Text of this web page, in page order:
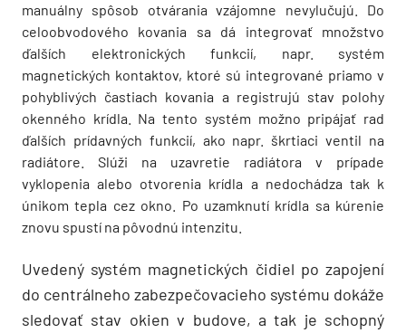
manuálny spôsob otvárania vzájomne nevylučujú. Do
celoobvodového kovania sa dá integrovať množstvo
ďalších elektronických funkcií, napr. systém
magnetických kontaktov, ktoré sú integrované priamo v
pohyblivých častiach kovania a registrujú stav polohy
okenného krídla. Na tento systém možno pripájať rad
ďalších prídavných funkcií, ako napr.­ škrtiaci ventil na
radiátore. Slúži na uzavretie radiátora v prípade
vyklopenia alebo otvorenia krídla a nedochádza tak k
únikom tepla cez okno. Po uzamknutí krídla sa kúrenie
znovu spustí na pôvodnú intenzitu.
Uvedený systém magnetických čidiel po zapojení
do centrálneho zabezpečovacieho systému dokáže
sledovať stav okien v budove, a tak je schopný